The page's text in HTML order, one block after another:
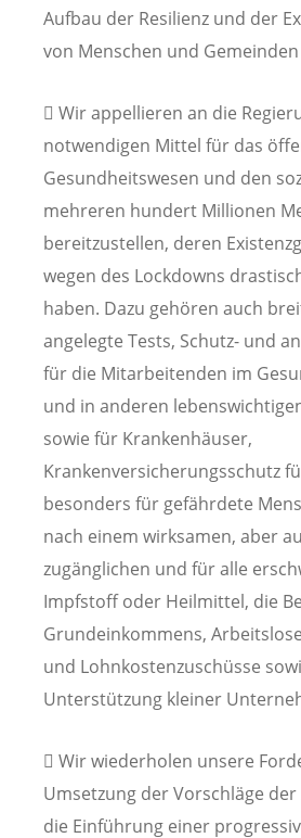
Aufbau der Resilienz und der
von Menschen und
 Wir appellieren an die
notwendigen Mittel für das
Gesundheitswesen und den
mehreren hundert Millionen
bereitzustellen, deren
wegen des Lockdowns
haben. Dazu gehören auch
angelegte Tests, Schutz- und
für die Mitarbeitenden im
und in anderen
sowie für Krankenhäuser,
Krankenversicherungsschutz
besonders für gefährdete
nach einem wirksamen, aber
zugänglichen und für alle
Impfstoff oder Heilmittel, die
Grundeinkommens,
und Lohnkostenzuschüsse
Unterstützung kleiner
 Wir wiederholen unsere
Umsetzung der Vorschläge der
die Einführung einer